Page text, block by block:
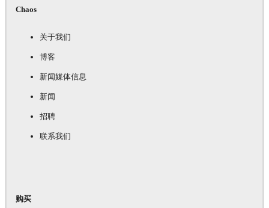
Chaos
关于我们
博客
新闻媒体信息
新闻
招聘
联系我们
购买